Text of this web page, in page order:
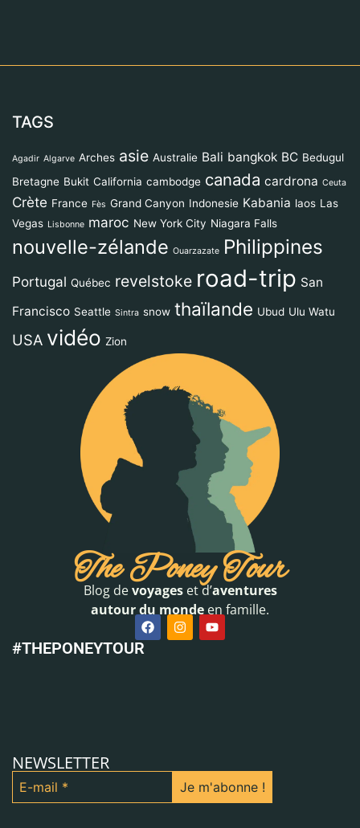
TAGS
Agadir Algarve Arches asie Australie Bali bangkok BC Bedugul
Bretagne Bukit California cambodge canada cardrona Ceuta
Crète France Fès Grand Canyon Indonesie Kabania laos Las
Vegas Lisbonne maroc New York City Niagara Falls
nouvelle-zélande Ouarzazate Philippines
Portugal Québec revelstoke road-trip San
Francisco Seattle Sintra snow thaïlande Ubud Ulu Watu
USA vidéo Zion
The Poney Tour
Blog devoyageset d’aventures
autour du monde en famille.
#THEPONEYTOUR
NEWSLETTER